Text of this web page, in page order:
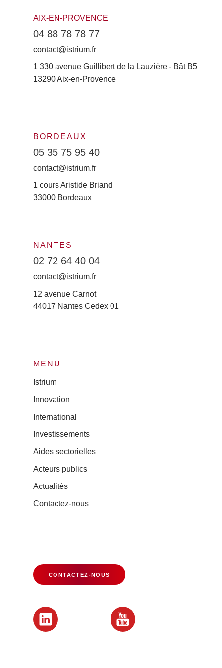
AIX-EN-PROVENCE
04 88 78 78 77
contact@istrium.fr
1 330 avenue Guillibert de la Lauzière - Bât B5
13290 Aix-en-Provence
BORDEAUX
05 35 75 95 40
contact@istrium.fr
1 cours Aristide Briand
33000 Bordeaux
NANTES
02 72 64 40 04
contact@istrium.fr
12 avenue Carnot
44017 Nantes Cedex 01
MENU
Istrium
Innovation
International
Investissements
Aides sectorielles
Acteurs publics
Actualités
Contactez-nous
CONTACTEZ-NOUS